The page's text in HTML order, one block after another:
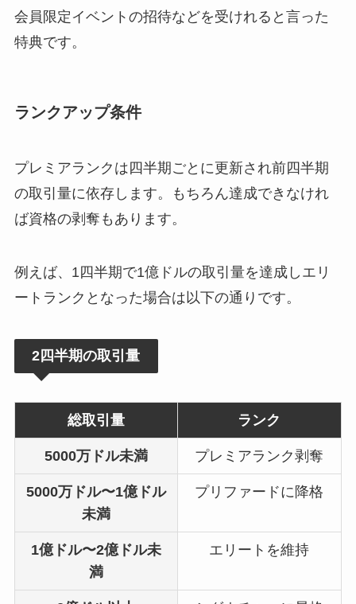
会員限定イベントの招待などを受けれると言った
特典です。
ランクアップ条件
プレミアランクは四半期ごとに更新され前四半期
の取引量に依存します。もちろん達成できなけれ
ば資格の剥奪もあります。
例えば、1四半期で1億ドルの取引量を達成しエリ
ートランクとなった場合は以下の通りです。
2四半期の取引量
総取引量 ランク
5000万ドル未満 プレミアランク剥奪
5000万ドル〜1億ドル
未満
プリファードに降格
1億ドル〜2億ドル未
満
エリートを維持